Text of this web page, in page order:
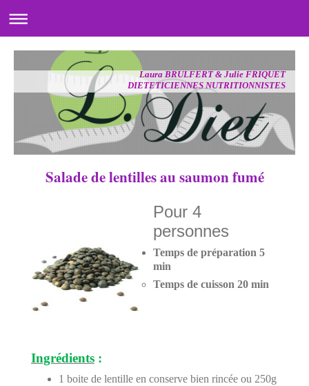
Laura BRULFERT & Julie FRIQUET
DIETETICIENNES NUTRITIONNISTES
Salade de lentilles au saumon fumé
Pour 4
personnes
Temps de préparation 5
min
Temps de cuisson 20 min
Ingrédients :
1 boite de lentille en conserve bien rincée ou 250g